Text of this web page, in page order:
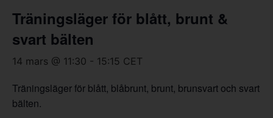
Träningsläger för blått, brunt &
svart bälten
14 mars @ 11:30 - 15:15 CET
Träningsläger för blått, blåbrunt, brunt, brunsvart och svart
bälten.